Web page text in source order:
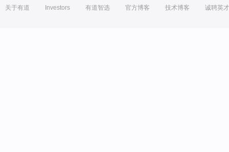
关于有道 Investors 有道智选 官方博客 技术博客 诚聘英才